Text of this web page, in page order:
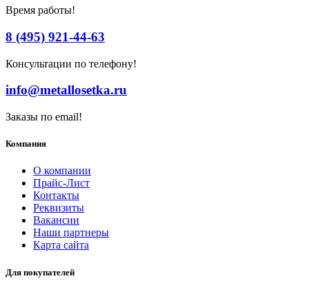
Время работы!
8 (495) 921-44-63
Консультации по телефону!
info@metallosetka.ru
Заказы по email!
Компания
О компании
Прайс-Лист
Контакты
Реквизиты
Вакансии
Наши партнеры
Карта сайта
Для покупателей